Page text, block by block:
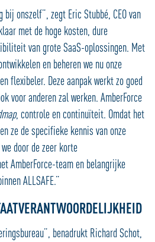
onszelf”, zegt Eric Stubbé, CEO van
met de hoge kosten, dure
van grote SaaS-oplossingen. Met
en beheren we nu onze
flexibeler. Deze aanpak werkt zo goed
voor anderen zal werken. AmberForce
, controle en continuïteit. Omdat het
ze de specifieke kennis van onze
door de zeer korte
AmberForce-team en belangrijke
ALLSAFE.”
benadrukt Richard Schot,